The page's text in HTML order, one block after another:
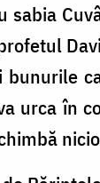
sabia
urca în